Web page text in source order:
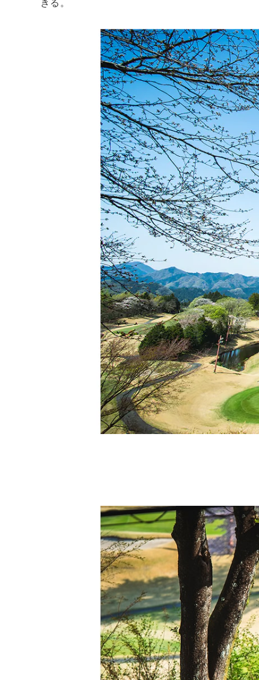
きる。